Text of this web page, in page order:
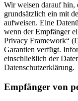
Wir weisen darauf hin,
grundsätzlich ein mit
aufweisen. Eine
wenn der Empfänger
Privacy Framework“
Garantien verfügt.
einschließlich der
Datenschutzerklärung.
Empfänger von